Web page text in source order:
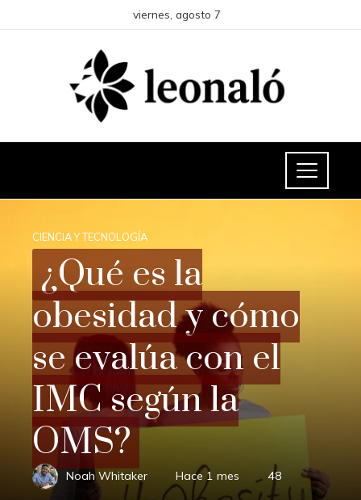
viernes, agosto 7
CIENCIA Y TECNOLOGÍA
¿Qué es la
obesidad y cómo
se evalúa con el
IMC según la
OMS?
Noah Whitaker Hace 1 mes 48